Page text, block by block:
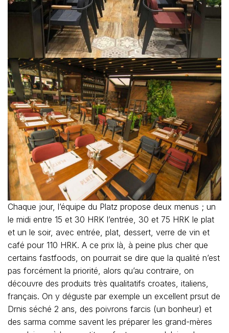
Chaque jour, l’équipe du Platz propose deux menus ; un
le midi entre 15 et 30 HRK l’entrée, 30 et 75 HRK le plat
et un le soir, avec entrée, plat, dessert, verre de vin et
café pour 110 HRK. A ce prix là, à peine plus cher que
certains fastfoods, on pourrait se dire que la qualité n’est
pas forcément la priorité, alors qu’au contraire, on
découvre des produits très qualitatifs croates, italiens,
français. On y déguste par exemple un excellent prsut de
Drnis séché 2 ans, des poivrons farcis (un bonheur) et
des sarma comme savent les préparer les grand-mères